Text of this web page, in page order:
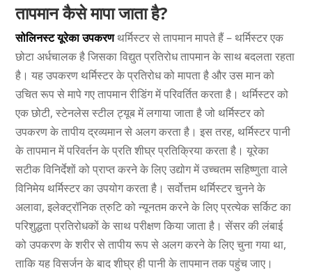
तापमान कैसे मापा जाता है?
सोलिनस्ट यूरेका उपकरणथर्मिस्टर से तापमान मापते हैं – थर्मिस्टर एक
छोटा अर्धचालक है जिसका विद्युत प्रतिरोध तापमान के साथ बदलता रहता
है। यह उपकरण थर्मिस्टर के प्रतिरोध को मापता है और उस मान को
उचित रूप से मापे गए तापमान रीडिंग में परिवर्तित करता है। थर्मिस्टर को
एक छोटी, स्टेनलेस स्टील ट्यूब में लगाया जाता है जो थर्मिस्टर को
उपकरण के तापीय द्रव्यमान से अलग करता है। इस तरह, थर्मिस्टर पानी
के तापमान में परिवर्तन के प्रति शीघ्र प्रतिक्रिया करता है। यूरेका
सटीक विनिर्देशों को प्राप्त करने के लिए उद्योग में उच्चतम सहिष्णुता वाले
विनिमेय थर्मिस्टर का उपयोग करता है। सर्वोत्तम थर्मिस्टर चुनने के
अलावा, इलेक्ट्रॉनिक त्रुटि को न्यूनतम करने के लिए प्रत्येक सर्किट का
परिशुद्धता प्रतिरोधकों के साथ परीक्षण किया जाता है। सेंसर की लंबाई
को उपकरण के शरीर से तापीय रूप से अलग करने के लिए चुना गया था,
ताकि यह विसर्जन के बाद शीघ्र ही पानी के तापमान तक पहुंच जाए।